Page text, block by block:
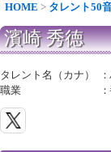
HOME > タレント50
濱崎 秀徳
タレント名（カナ） ：
職業
：